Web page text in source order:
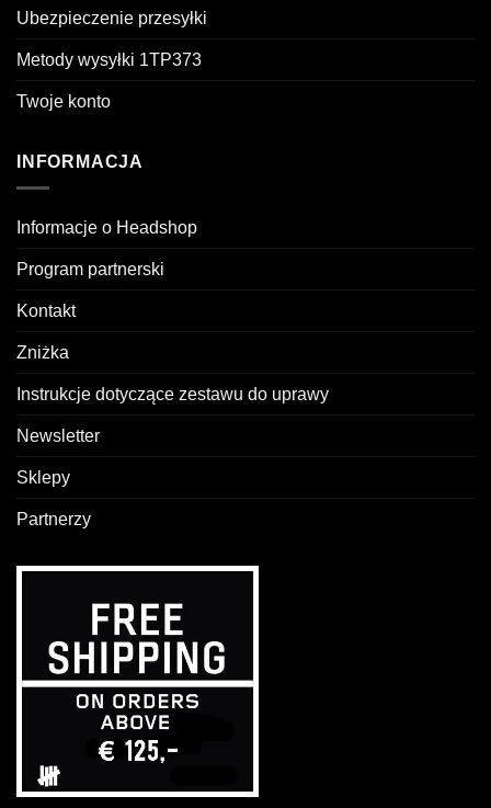
Ubezpieczenie przesyłki
Metody wysyłki 1TP373
Twoje konto
INFORMACJA
Informacje o Headshop
Program partnerski
Kontakt
Zniżka
Instrukcje dotyczące zestawu do uprawy
Newsletter
Sklepy
Partnerzy